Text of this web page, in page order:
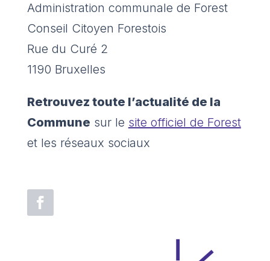
Administration communale de Forest
Conseil Citoyen Forestois
Rue du Curé 2
1190 Bruxelles
Retrouvez toute l’actualité de la
Commune sur le site officiel de Forest
et les réseaux sociaux